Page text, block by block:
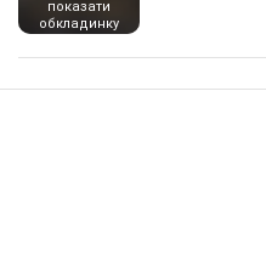
показати
обкладинку